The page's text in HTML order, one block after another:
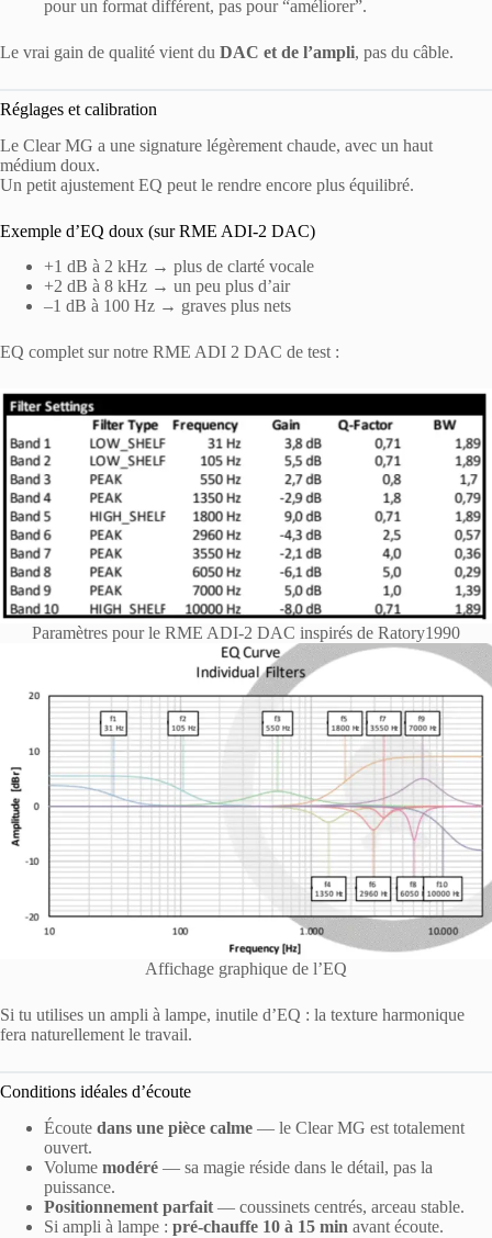
pour un format différent, pas pour “améliorer”.
Le vrai gain de qualité vient du DAC et de l’ampli, pas du câble.
Réglages et calibration
Le Clear MG a une signature légèrement chaude, avec un haut
médium doux.
Un petit ajustement EQ peut le rendre encore plus équilibré.
Exemple d’EQ doux (sur RME ADI-2 DAC)
+1 dB à 2 kHz → plus de clarté vocale
+2 dB à 8 kHz → un peu plus d’air
–1 dB à 100 Hz → graves plus nets
EQ complet sur notre RME ADI 2 DAC de test :
Paramètres pour le RME ADI-2 DAC inspirés de Ratory1990
Affichage graphique de l’EQ
Si tu utilises un ampli à lampe, inutile d’EQ : la texture harmonique
fera naturellement le travail.
Conditions idéales d’écoute
Écoute dans une pièce calme — le Clear MG est totalement
ouvert.
Volume modéré — sa magie réside dans le détail, pas la
puissance.
Positionnement parfait — coussinets centrés, arceau stable.
Si ampli à lampe : pré-chauffe 10 à 15 min avant écoute.